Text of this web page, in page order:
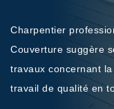
Charpentier
Couverture suggère
travaux concernant
travail de qualité en